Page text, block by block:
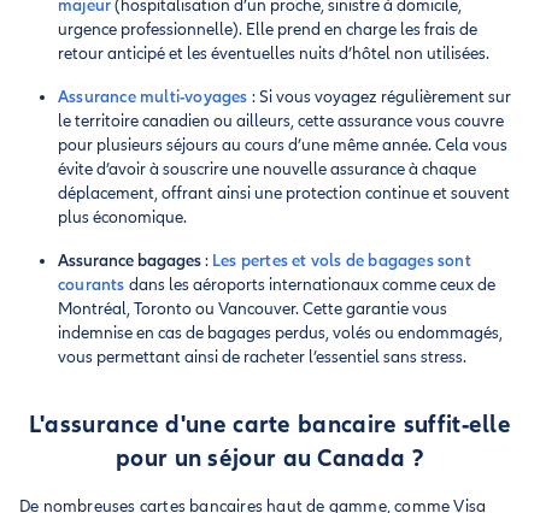
majeur(hospitalisation d’un proche, sinistre à domicile,
urgence professionnelle). Elle prend en charge les frais de
retour anticipé et les éventuelles nuits d’hôtel non utilisées.
Assurance multi-voyages : Si vous voyagez régulièrement sur
le territoire canadien ou ailleurs, cette assurance vous couvre
pour plusieurs séjours au cours d’une même année. Cela vous
évite d’avoir à souscrire une nouvelle assurance à chaque
déplacement, offrant ainsi une protection continue et souvent
plus économique.
Assurance bagages: Les pertes et vols de bagages sont
courants dans les aéroports internationaux comme ceux de
Montréal, Toronto ou Vancouver. Cette garantie vous
indemnise en cas de bagages perdus, volés ou endommagés,
vous permettant ainsi de racheter l’essentiel sans stress.
L'assurance d'une carte bancaire suffit-elle
pour un séjour au Canada ?
De nombreuses cartes bancaires haut de gamme, comme Visa